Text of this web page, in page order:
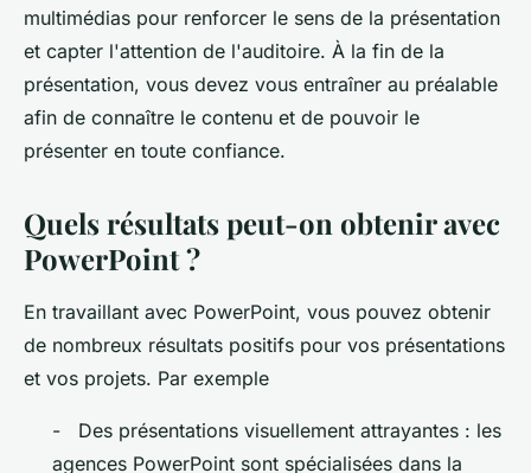
multimédias pour renforcer le sens de la présentation
et capter l'attention de l'auditoire. À la fin de la
présentation, vous devez vous entraîner au préalable
afin de connaître le contenu et de pouvoir le
présenter en toute confiance.
Quels résultats peut-on obtenir avec
PowerPoint ?
En travaillant avec PowerPoint, vous pouvez obtenir
de nombreux résultats positifs pour vos présentations
et vos projets. Par exemple
- Des présentations visuellement attrayantes : les
agences PowerPoint sont spécialisées dans la